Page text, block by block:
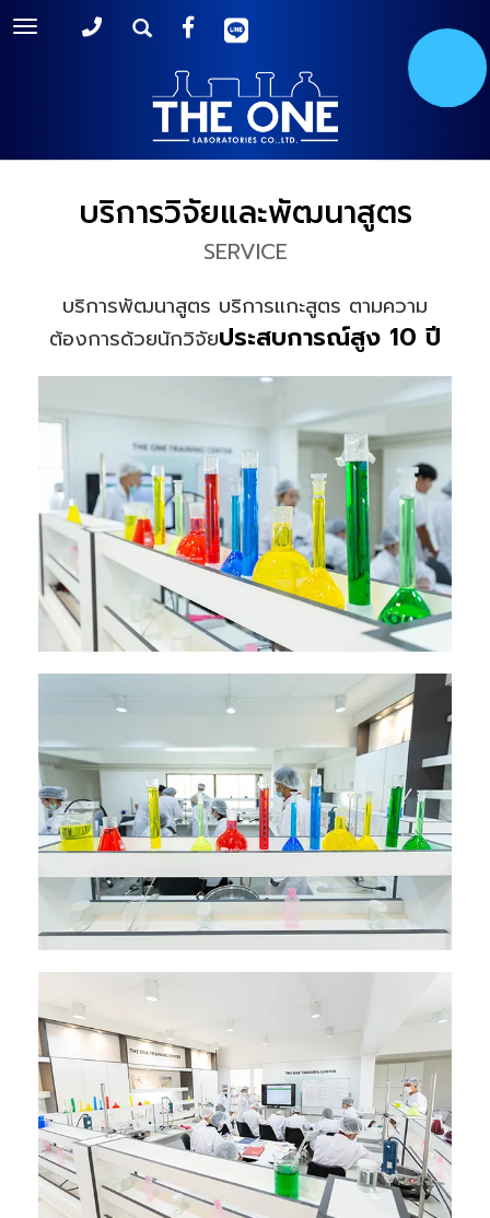
Toggle
บริการวิจัยและพัฒนาสูตร
SERVICE
บริการพัฒนาสูตร บริการแกะสูตร ตามความ
ต้องการด้วยนักวิจัยประสบการณ์สูง 10 ปี